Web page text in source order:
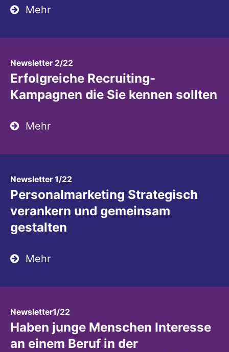
Mehr
Newsletter 2/22
Erfolgreiche Recruiting-
Kampagnen die Sie kennen sollten
Mehr
Newsletter 1/22
Personalmarketing Strategisch
verankern und gemeinsam
gestalten
Mehr
Newsletter1/22
Haben junge Menschen Interesse
an einem Beruf in der